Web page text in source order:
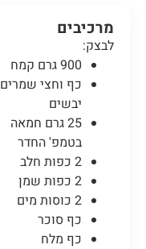
מרכיבים
לבצק:
900 גרם קמח
כף וחצי שמרים
יבשים
25 גרם חמאה
בטמפ' החדר
2 כפות חלב
2 כפות שמן
2 כוסות מים
כף סוכר
כף מלח